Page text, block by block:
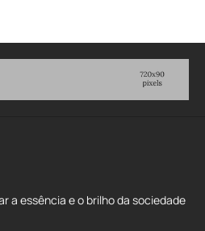
a essência e o brilho da sociedade